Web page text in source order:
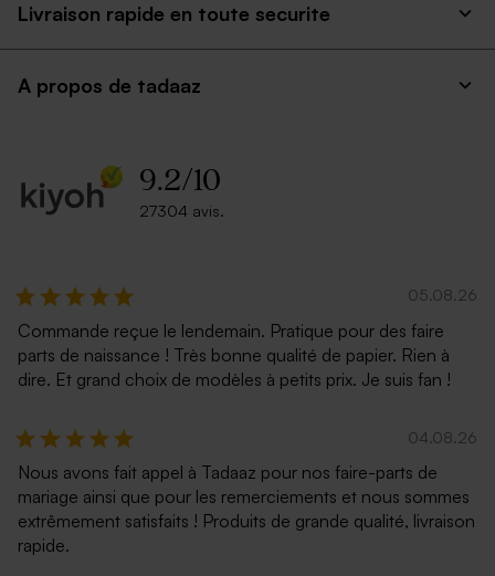
Livraison rapide en toute securite
A propos de tadaaz
9.2/10
27304 avis.
05.08.26
Commande reçue le lendemain. Pratique pour des faire
parts de naissance ! Très bonne qualité de papier. Rien à
dire. Et grand choix de modèles à petits prix. Je suis fan !
04.08.26
Nous avons fait appel à Tadaaz pour nos faire-parts de
mariage ainsi que pour les remerciements et nous sommes
extrêmement satisfaits ! Produits de grande qualité, livraison
rapide.